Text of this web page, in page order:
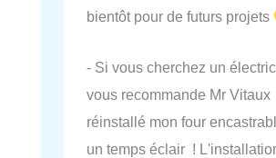
bientôt pour de futurs projets
- Si vous cherchez un
vous recommande Mr Vitaux
réinstallé mon four
un temps éclair !